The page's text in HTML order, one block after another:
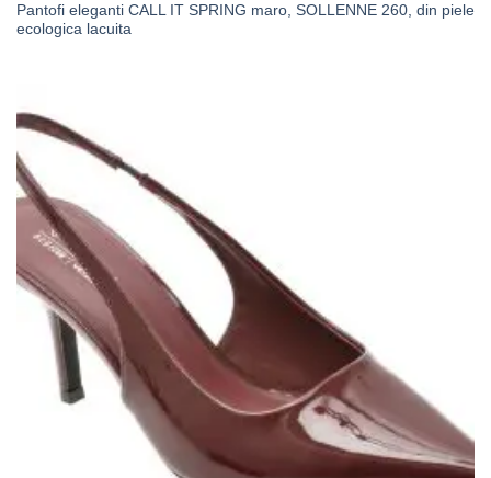
Pantofi eleganti CALL IT SPRING maro, SOLLENNE 260, din piele
ecologica lacuita